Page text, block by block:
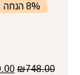
8% הנחה
₪748.00